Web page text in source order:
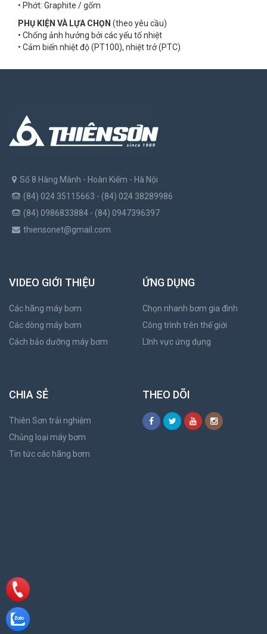
• Phớt: Graphite / gốm
PHỤ KIỆN VÀ LỰA CHỌN (theo yêu cầu)
• Chống ảnh hưởng bởi các yếu tố nhiệt
• Cảm biến nhiệt độ (PT100), nhiệt trở (PTC)
Số 8 Hàng Mành - Hoàn Kiếm - Hà Nội
(84) 024 35115663 - (84) 024 38289986
(84) 0986833884 - (84) 0947396397
thiensonet@gmail.com
VIDEO GIỚI THIỆU
Các hãng máy bơm
Các dòng máy bơm
Cách bảo dưỡng máy bơm
ỨNG DỤNG
Chọn nhanh bơm gia đình
Công trình trên thế giới
Lĩnh vực ứng dụng
CHIA SẺ
Thiên Sơn trải nghiệm
Chủng loại máy bơm
Tin tức các hãng bơm
THEO DÕI